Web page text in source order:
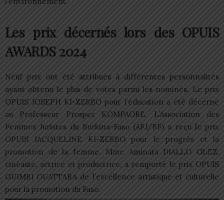
Les prix décernés lors des OPUIS
AWARDS 2024
Neuf prix ont été attribués à différentes personnalités
ayant obtenu le plus de votes parmi les nominés. Le prix
OPUIS JOSEPH KI-ZERBO pour l’éducation a été décerné
au Professeur Prosper KOMPAORE. L’Association des
Femmes Juristes du Burkina-Faso (AFJ/BF) a reçu le prix
OPUIS JACQUELINE KI-ZERBO pour le progrès et la
promotion de la femme. Mme Aminata DIALLO GLEZ,
cinéaste, actrice et productrice, a remporté le prix OPUIS
GUIMBI OUATTARA de l’excellence artistique et culturelle
pour la promotion du Faso.